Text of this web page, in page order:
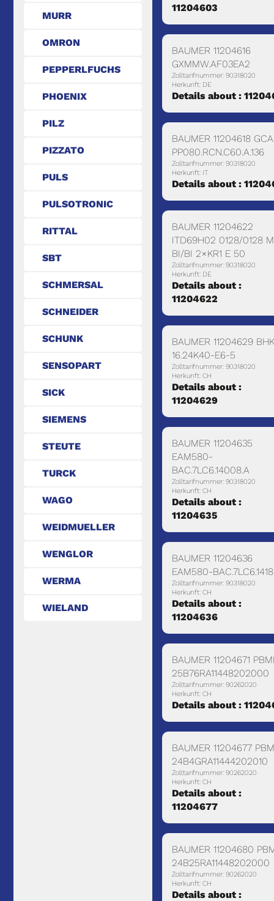
MURR
OMRON
PEPPERLFUCHS
PHOENIX
PILZ
PIZZATO
PULS
PULSOTRONIC
RITTAL
SBT
SCHMERSAL
SCHNEIDER
SCHUNK
SENSOPART
SICK
SIEMENS
STEUTE
TURCK
WAGO
WEIDMUELLER
WENGLOR
WERMA
WIELAND
11204603
BAUMER 11204616
GXMMW.AF03EA2
Zolltarifnummer: 90318020
Herkunft: DE
Details about :
BAUMER 11204618
PP080.RCN.C60.A.136
Zolltarifnummer: 90318020
Herkunft: IT
Details about :
BAUMER 11204622
ITD69H02 0128/0128
BI/BI 2×KR1 E 50
Zolltarifnummer: 90318020
Herkunft: DE
Details about :
11204622
BAUMER 11204629
16.24K40-E6-5
Zolltarifnummer: 90318020
Herkunft: CH
Details about :
11204629
BAUMER 11204635
EAM580-
BAC.7LC6.14008.A
Zolltarifnummer: 90318020
Herkunft: CH
Details about :
11204635
BAUMER 11204636
EAM580-
Zolltarifnummer: 90318020
Herkunft: CH
Details about :
11204636
BAUMER 11204671
25B76RA11448202000
Zolltarifnummer: 90262020
Herkunft: CH
Details about :
BAUMER 11204677
24B4GRA11444202010
Zolltarifnummer: 90262020
Herkunft: CH
Details about :
11204677
BAUMER 11204680
24B25RA11448202000
Zolltarifnummer: 90262020
Herkunft: CH
Details about :